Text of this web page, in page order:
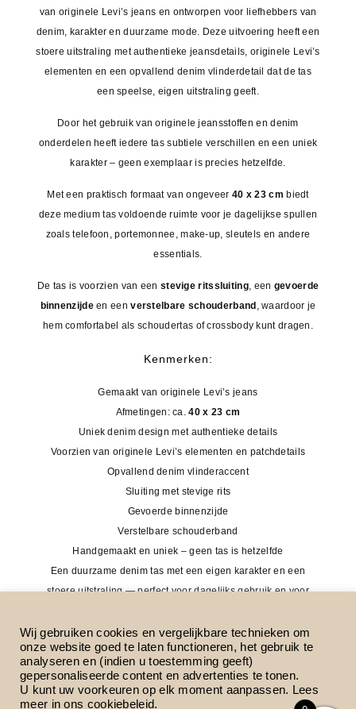
van originele Levi’s jeans en ontworpen voor liefhebbers van
denim, karakter en duurzame mode. Deze uitvoering heeft een
stoere uitstraling met authentieke jeansdetails, originele Levi’s
elementen en een opvallend denim vlinderdetail dat de tas
een speelse, eigen uitstraling geeft.
Door het gebruik van originele jeansstoffen en denim
onderdelen heeft iedere tas subtiele verschillen en een uniek
karakter – geen exemplaar is precies hetzelfde.
Met een praktisch formaat van ongeveer 40 x 23 cm biedt
deze medium tas voldoende ruimte voor je dagelijkse spullen
zoals telefoon, portemonnee, make-up, sleutels en andere
essentials.
De tas is voorzien van een stevige ritssluiting, een gevoerde
binnenzijdeen eenverstelbare schouderband , waardoor je
hem comfortabel als schoudertas of crossbody kunt dragen.
Kenmerken:
Gemaakt van originele Levi’s jeans
Afmetingen: ca.40 x 23 cm
Uniek denim design met authentieke details
Voorzien van originele Levi’s elementen en patchdetails
Opvallend denim vlinderaccent
Sluiting met stevige rits
Gevoerde binnenzijde
Verstelbare schouderband
Handgemaakt en uniek – geen tas is hetzelfde
Een duurzame denim tas met een eigen karakter en een
stoere uitstraling — perfect voor dagelijks gebruik en voor
verhaal.
Maat Kies een optie
Wij gebruiken cookies en vergelijkbare technieken om
onze website goed te laten functioneren, het gebruik te
analyseren en (indien u toestemming geeft)
gepersonaliseerde content en advertenties te tonen.
U kunt uw voorkeuren op elk moment aanpassen. Lees
meer in ons cookiebeleid.